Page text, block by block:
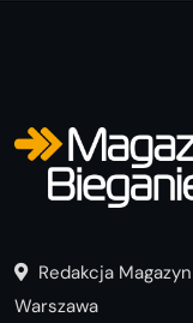
Redakcja
Warszawa